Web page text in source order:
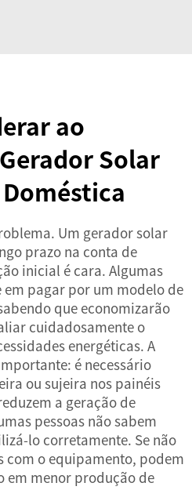
ao
Solar
Um gerador solar
prazo na conta de
inicial é cara. Algumas
pagar por um modelo de
que economizarão
cuidadosamente o
energéticas. A
é necessário
ou sujeira nos painéis
a geração de
pessoas não sabem
lo corretamente. Se não
o equipamento, podem
em menor produção de